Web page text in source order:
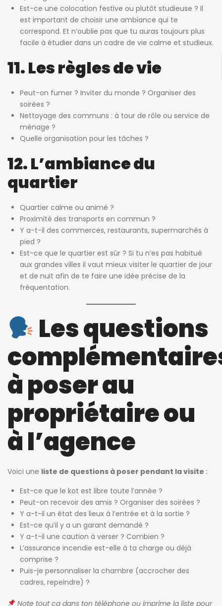
Est-ce une colocation festive ou plutôt studieuse ? Il
est important de choisir une ambiance qui te
correspond. Et n’oublie pas que tu auras toujours plus
facile à étudier dans un cadre de vie calme et studieux.
11. Les règles de vie
Peut-on fumer ? Inviter du monde ? Organiser des
soirées ?
Nettoyage des communs : à tour de rôle ou service de
ménage ?
Quelle organisation pour les tâches ?
12. L’ambiance du
quartier
Quartier calme ou animé ?
Proximité des transports en commun ?
Y a-t-il des commerces, restaurants, supermarchés à
pied ?
Est-ce que le quartier est sûr ? Si tu n’es pas habitué
aux grandes villes il vaut mieux visiter le quartier de jour
et de nuit afin de te faire une idée précise de la
fréquentation.
Les questions
à poser au
propriétaire ou
à l’agence
Voici une liste de questions à poser pendant la visite :
Est-ce que le kot est libre toute l’année ?
Peut-on recevoir des amis ? Organiser des soirées ?
Y a-t-il un état des lieux à l’entrée et à la sortie ?
Est-ce qu’il y a un garant demandé ?
Y a-t-il une caution à verser ? Combien ?
L’assurance incendie est-elle à ta charge ou déjà
comprise ?
Puis-je personnaliser la chambre (accrocher des
cadres, repeindre) ?
Note tout ça dans ton téléphone ou imprime la liste pour